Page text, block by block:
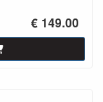
€ 149.00